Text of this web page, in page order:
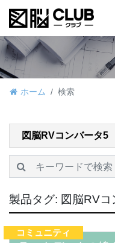
ホーム 検索
検索
製品タグ: 図脳RV
コミュニティ